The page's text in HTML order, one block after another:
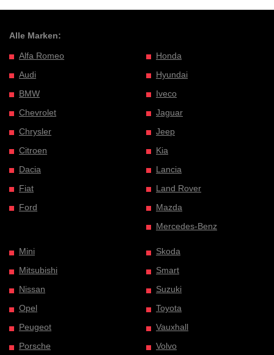
Alle Marken:
Alfa Romeo
Audi
BMW
Chevrolet
Chrysler
Citroen
Dacia
Fiat
Ford
Honda
Hyundai
Iveco
Jaguar
Jeep
Kia
Lancia
Land Rover
Mazda
Mercedes-Benz
Mini
Mitsubishi
Nissan
Opel
Peugeot
Porsche
Skoda
Smart
Suzuki
Toyota
Vauxhall
Volvo